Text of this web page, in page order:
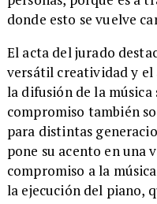
donde esto se vuelve
​El acta del jurado
versátil creatividad y
la difusión de la
compromiso también
para distintas
pone su acento en una
compromiso a la
la ejecución del piano,